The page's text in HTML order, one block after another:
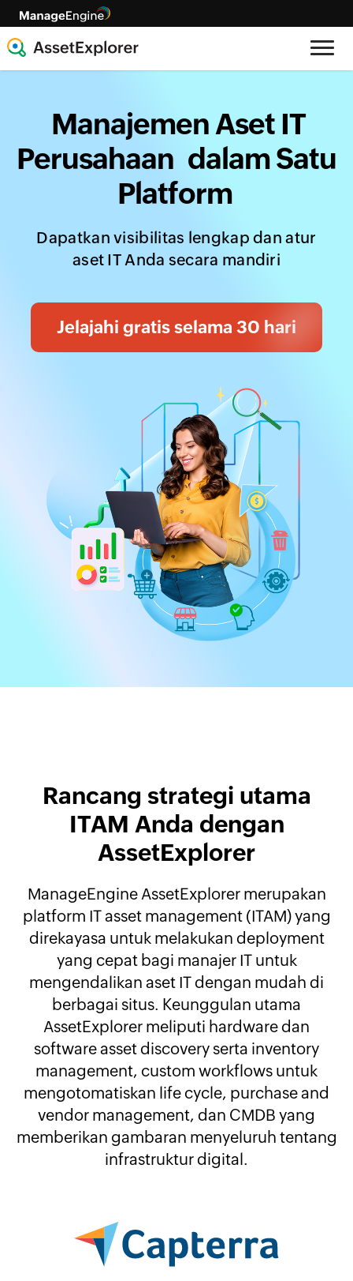
Manajemen Aset IT
Perusahaan dalam Satu
Platform
Dapatkan visibilitas lengkap dan atur
aset IT Anda secara mandiri
Jelajahi gratis selama 30 hari
Rancang strategi utama
ITAM Anda dengan
AssetExplorer
ManageEngine AssetExplorer merupakan
platform IT asset management (ITAM) yang
direkayasa untuk melakukan deployment
yang cepat bagi manajer IT untuk
mengendalikan aset IT dengan mudah di
berbagai situs. Keunggulan utama
AssetExplorer meliputi hardware dan
software asset discovery serta inventory
management, custom workflows untuk
mengotomatiskan life cycle, purchase and
vendor management, dan CMDB yang
memberikan gambaran menyeluruh tentang
infrastruktur digital.